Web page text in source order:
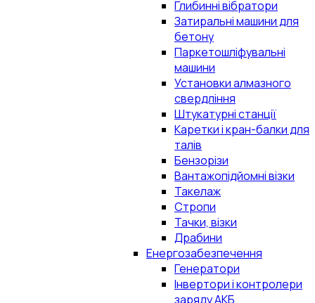
Глибинні вібратори
Затиральні машини для
бетону
Паркетошліфувальні
машини
Установки алмазного
свердління
Штукатурні станції
Каретки і кран-балки для
талів
Бензорізи
Вантажопідйомні візки
Такелаж
Стропи
Тачки, візки
Драбини
Енергозабезпечення
Генератори
Інвертори і контролери
заряду АКБ